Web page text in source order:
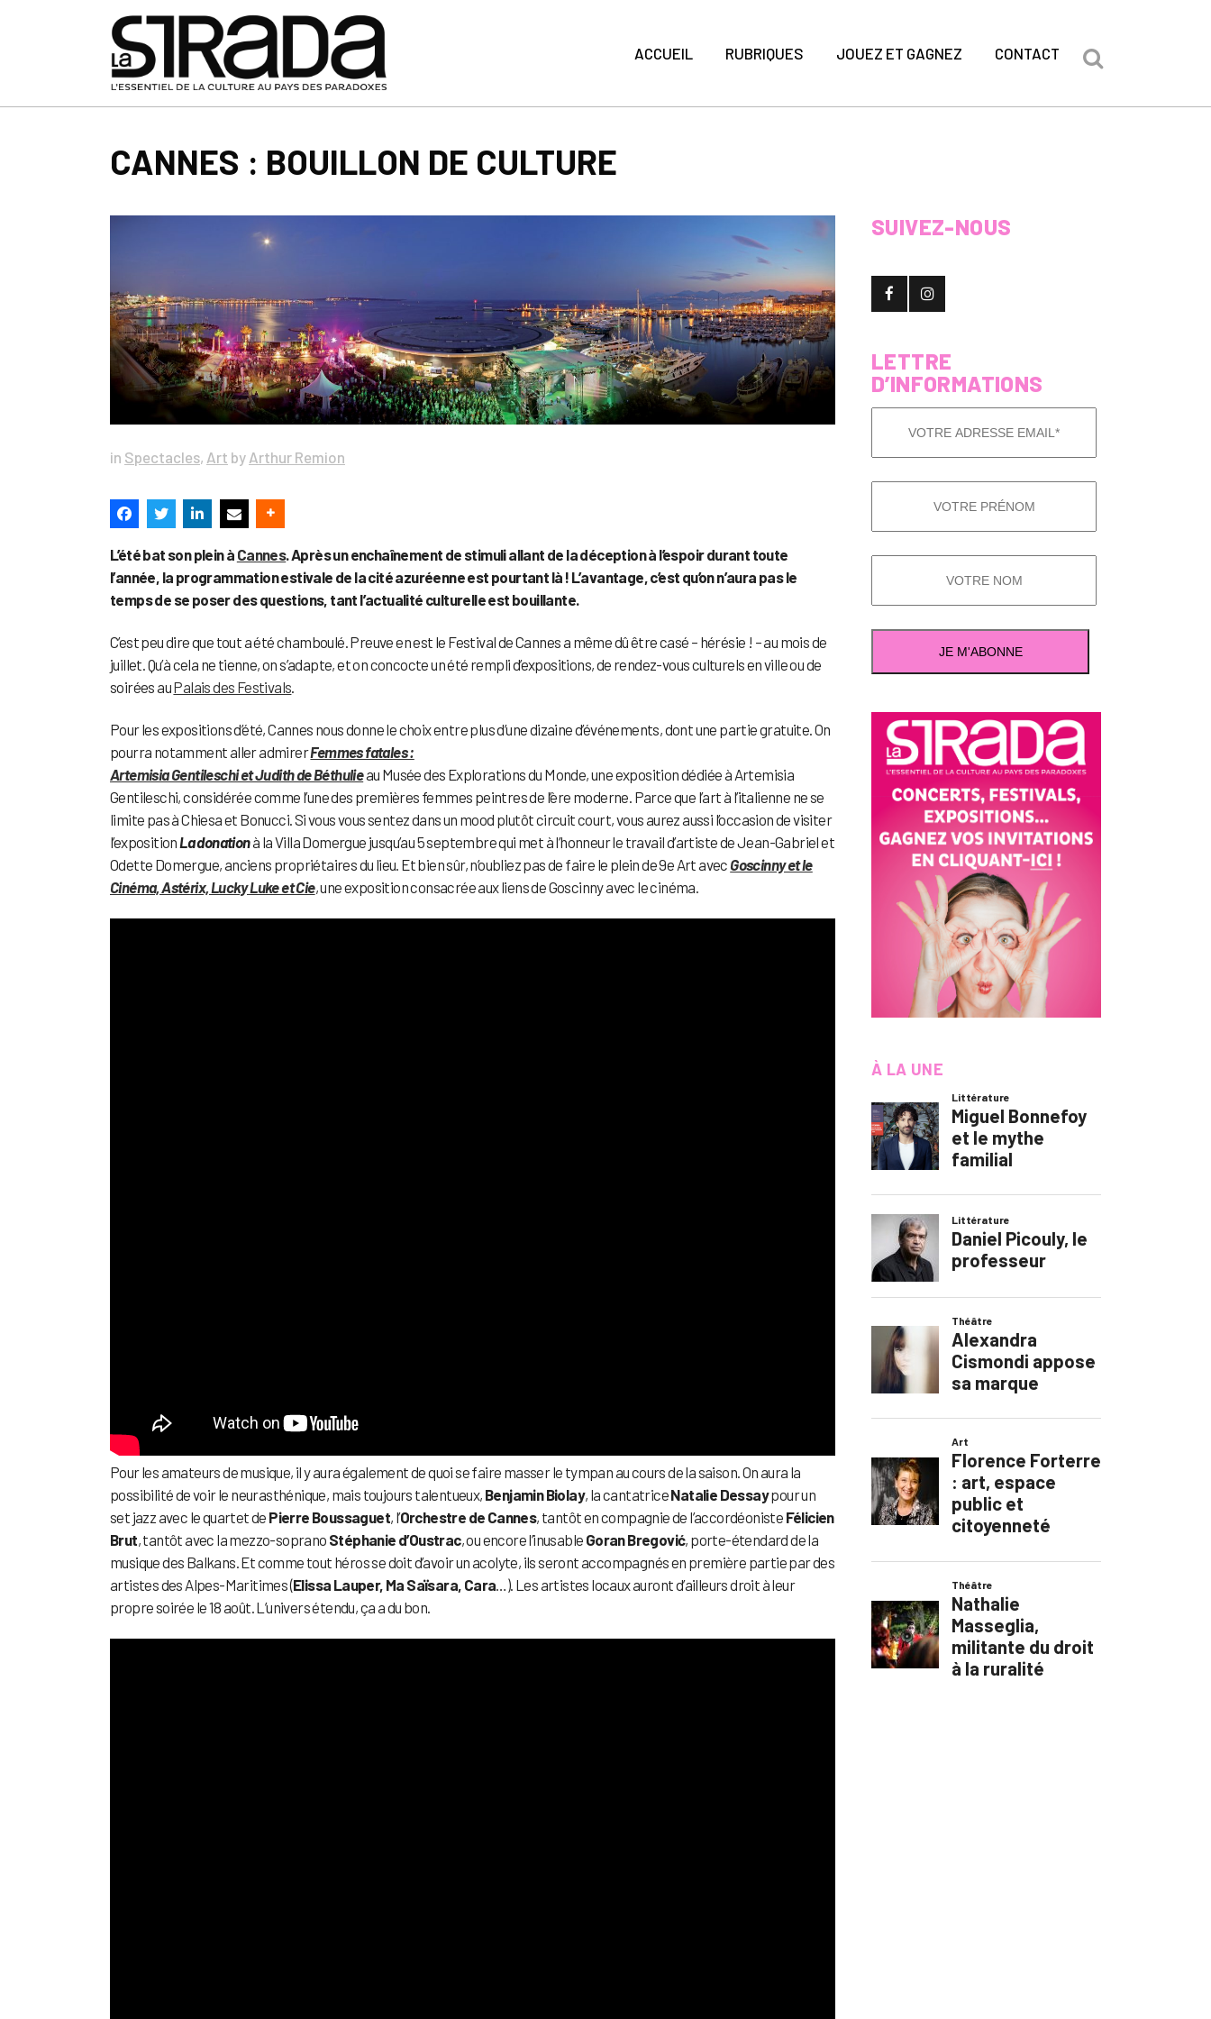
ACCUEIL RUBRIQUES JOUEZ ET GAGNEZ CONTACT
CANNES : BOUILLON DE CULTURE
in Spectacles, Art by Arthur Remion
L’été bat son plein à Cannes. Après un enchaînement de stimuli allant de la déception à l’espoir durant toute
l’année, la programmation estivale de la cité azuréenne est pourtant là ! L’avantage, c’est qu’on n’aura pas le
temps de se poser des questions, tant l’actualité culturelle est bouillante.
C’est peu dire que tout a été chamboulé. Preuve en est le Festival de Cannes a même dû être casé – hérésie ! – au mois de
juillet. Qu’à cela ne tienne, on s’adapte, et on concocte un été rempli d’expositions, de rendez-vous culturels en ville ou de
soirées auPalais des Festivals
Pour les expositions d’été, Cannes nous donne le choix entre plus d’une dizaine d’événements, dont une partie gratuite. On
pourra notamment aller admirerFemmes fatales :
Artemisia Gentileschi et Judith de Béthulieau Musée des Explorations du Monde, une exposition dédiée à Artemisia
Gentileschi, considérée comme l’une des premières femmes peintres de l’ère moderne. Parce que l’art à l’italienne ne se
limite pas à Chiesa et Bonucci. Si vous vous sentez dans un mood plutôt circuit court, vous aurez aussi l’occasion de visiter
l’exposition La donationà la Villa Domergue jusqu’au 5 septembre qui met à l’honneur le travail d’artiste de Jean-Gabriel et
Odette Domergue, anciens propriétaires du lieu. Et bien sûr, n’oubliez pas de faire le plein de 9e Art avec Goscinny et le
Cinéma, Astérix, Lucky Luke et Cie, une exposition consacrée aux liens de Goscinny avec le cinéma.
Pour les amateurs de musique, il y aura également de quoi se faire masser le tympan au cours de la saison. On aura la
possibilité de voir le neurasthénique, mais toujours talentueux, Benjamin Biolay, la cantatriceNatalie Dessaypour un
set jazz avec le quartet de Pierre Boussaguet, l’Orchestre de Cannes, tantôt en compagnie de l’accordéoniste Félicien
Brut, tantôt avec la mezzo-soprano Stéphanie d’Oustrac, ou encore l’inusable Goran Bregović, porte-étendard de la
musique des Balkans. Et comme tout héros se doit d’avoir un acolyte, ils seront accompagnés en première partie par des
artistes des Alpes-Maritimes (Elissa Lauper, Ma Saïsara, Cara …). Les artistes locaux auront d’ailleurs droit à leur
propre soirée le 18 août. L’univers étendu, ça a du bon.
SUIVEZ-NOUS
LETTRE
D’INFORMATIONS
À LA UNE